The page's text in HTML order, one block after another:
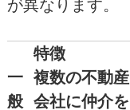
が異なります。
特徴
一
般
複数の不動産
会社に仲介を